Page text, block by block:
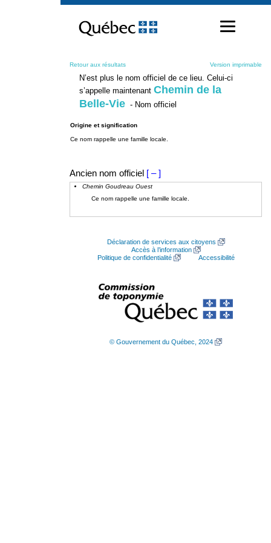
contenu
Retour aux résultats Version imprimable
N’est plus le nom officiel de ce lieu. Celui-ci
s’appelle maintenant Chemin de la
Belle-Vie - Nom officiel
Origine et signification
Ce nom rappelle une famille locale.
Ancien nom officiel [ – ]
Chemin Goudreau Ouest
Ce nom rappelle une famille locale.
Déclaration de services aux citoyens
Accès à l’information
Politique de confidentialité
Accessibilité
© Gouvernement du Québec, 2024